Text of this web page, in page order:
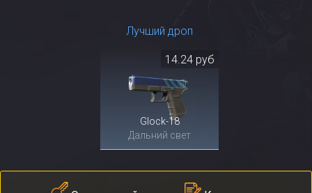
Лучший дроп
Glock-18
Дальний свет
14.24 руб